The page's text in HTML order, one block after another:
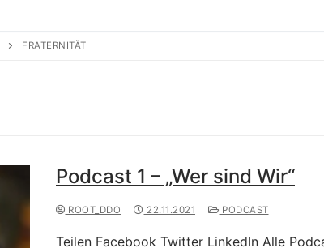
FRATERNITÄT
Podcast 1 – „Wer sind Wir“
ROOT_DDO 22.11.2021 PODCAST
Teilen Facebook Twitter LinkedIn Alle